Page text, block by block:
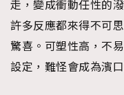
走，變成衝動任性的
許多反應都來得不可
驚喜。可塑性高，不
設定，難怪會成為濱